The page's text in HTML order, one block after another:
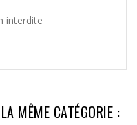
interdite
MÊME CATÉGORIE :